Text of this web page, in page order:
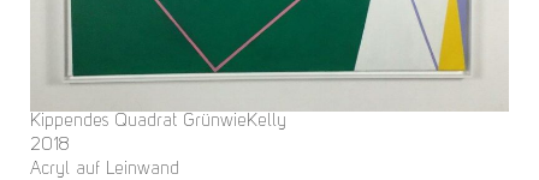
Kippendes Quadrat GrünwieKelly
2018
Acryl auf Leinwand